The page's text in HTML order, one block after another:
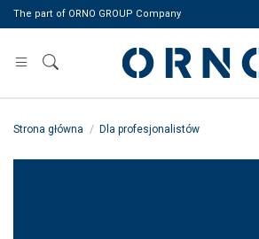
The part of ORNO GROUP Company
Strona główna Dla profesjonalistów